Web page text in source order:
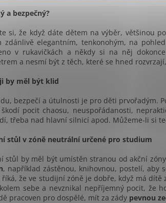
a bezpečný?
si, že když dáte dětem na výběr, většinou
zdánlivě elegantním, tenkonohým, na
v rukavičkách a někdy si na něj
a nesmí být z těch, které se hned
by měl být klid
bezpečí a útulnosti je pro děti prvořadým.
pocit chaosu, neuspořádanosti,
třeba nad hlavní silnicí apod. Můžeme-li si
stůl v zóně neutrální určené pro studium
stůl by měl být umístěn stranou od akční
, například zástěnou, knihovnou, postelí, aby
říká, že ve studijní zóně je dobře, když má dítě
sebe a nevznikal nepříjemný pocit, že
pracoven pro dospělé, mít za zády pevnou